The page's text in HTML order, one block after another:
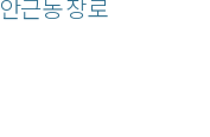
안근동 장로